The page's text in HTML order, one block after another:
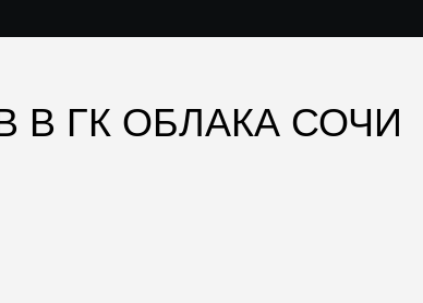
В ГК ОБЛАКА СОЧИ